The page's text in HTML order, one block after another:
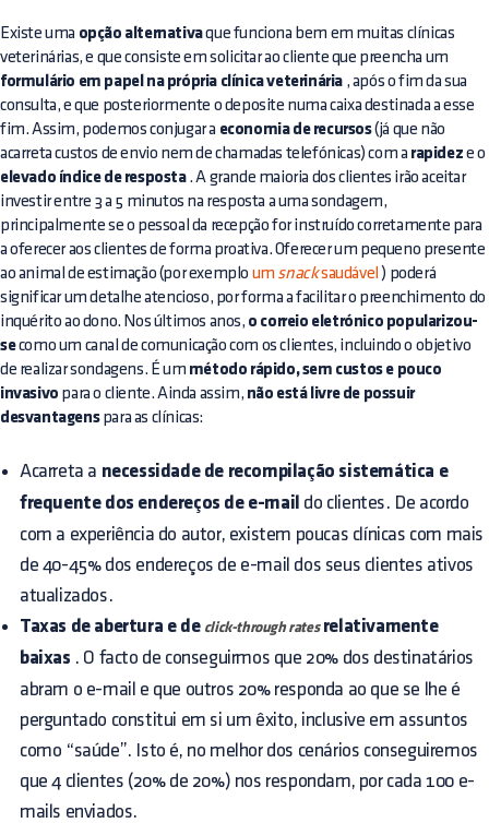
Existe uma opção alternativaque funciona bem em muitas clínicas
veterinárias, e que consiste em solicitar ao cliente que preencha um
formulário em papel na própria clínica veterinária , após o fim da sua
consulta, e que posteriormente o deposite numa caixa destinada a esse
fim. Assim, podemos conjugar a economia de recursos(já que não
acarreta custos de envio nem de chamadas telefónicas) com a rapidez e o
elevado índice de resposta. A grande maioria dos clientes irão aceitar
investir entre 3 a 5 minutos na resposta a uma sondagem,
principalmente se o pessoal da recepção for instruído corretamente para
a oferecer aos clientes de forma proativa. Oferecer um pequeno presente
ao animal de estimação (por exemplo um snacksaudável ) poderá
significar um detalhe atencioso, por forma a facilitar o preenchimento do
inquérito ao dono. Nos últimos anos, o correio eletrónico popularizou-
secomo um canal de comunicação com os clientes, incluindo o objetivo
de realizar sondagens. É um método rápido, sem custos e pouco
invasivo para o cliente. Ainda assim, não está livre de possuir
desvantagenspara as clínicas:
Acarreta a necessidade de recompilação sistemática e
frequente dos endereços de e-mail do clientes. De acordo
com a experiência do autor, existem poucas clínicas com mais
de 40-45% dos endereços de e-mail dos seus clientes ativos
atualizados.
Taxas de abertura e de click-through ratesrelativamente
baixas . O facto de conseguirmos que 20% dos destinatários
abram o e-mail e que outros 20% responda ao que se lhe é
perguntado constitui em si um êxito, inclusive em assuntos
como “saúde”. Isto é, no melhor dos cenários conseguiremos
que 4 clientes (20% de 20%) nos respondam, por cada 100 e-
mails enviados.